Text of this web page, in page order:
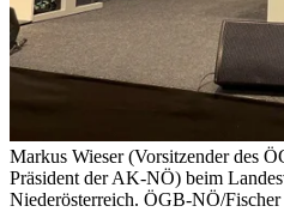
Markus Wieser (Vorsitzender des
Präsident der AK-NÖ) beim
Niederösterreich. ÖGB-NÖ/Fischer